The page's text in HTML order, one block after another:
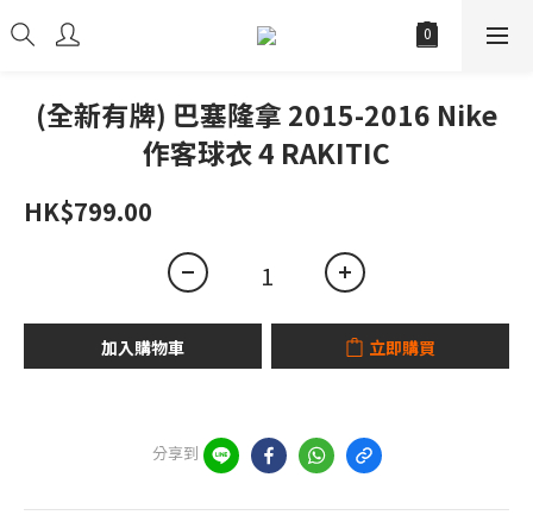
(全新有牌) 巴塞隆拿 2015-2016 Nike
作客球衣 4 RAKITIC
HK$799.00
加入購物車 立即購買
分享到